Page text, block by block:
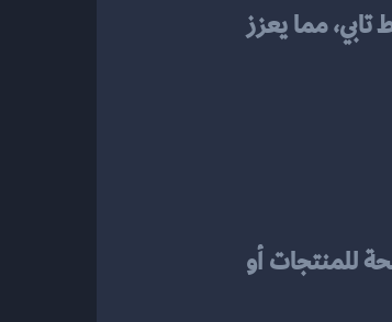
من خلال تصميم متجر متكامل، يمكنك تقديم تجربة سلسة للعملاء تشمل خيارات دفع مرنة مثل تقسيط تابي، مما يعزز